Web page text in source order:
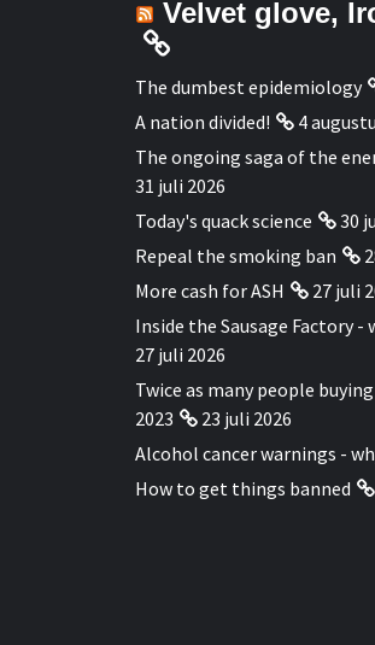
Velvet glove,
The dumbest epidemiology
A nation divided!
4
The ongoing saga of the
31 juli 2026
Today's quack science
30
Repeal the smoking ban
More cash for ASH
27 juli
Inside the Sausage Factory
27 juli 2026
Twice as many people
2023
23 juli 2026
Alcohol cancer warnings -
How to get things banned